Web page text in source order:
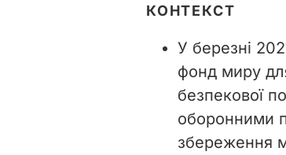
КОНТЕКСТ
У березні
фонд миру
безпекової
оборонними
збереження